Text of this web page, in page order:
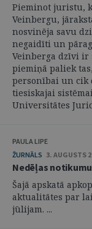
Pieminot juristu,
Veinbergu,
nosvinēja savu
negaidīti un
Veinberga dzīvi ir
piemiņā paliek
personībai un cik
tiesiskajai
Universitātes
PAULA LIPE
ŽURNĀLS 3. AUGUSTS
Nedēļas
Šajā apskatā
aktualitātes par
jūlijam. ...